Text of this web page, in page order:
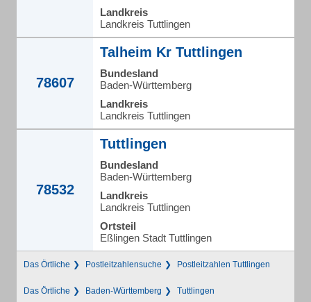
Landkreis
Landkreis Tuttlingen
78607
Talheim Kr Tuttlingen
Bundesland
Baden-Württemberg
Landkreis
Landkreis Tuttlingen
78532
Tuttlingen
Bundesland
Baden-Württemberg
Landkreis
Landkreis Tuttlingen
Ortsteil
Eßlingen Stadt Tuttlingen
Das Örtliche Postleitzahlensuche Postleitzahlen Tuttlingen
Das Örtliche Baden-Württemberg Tuttlingen